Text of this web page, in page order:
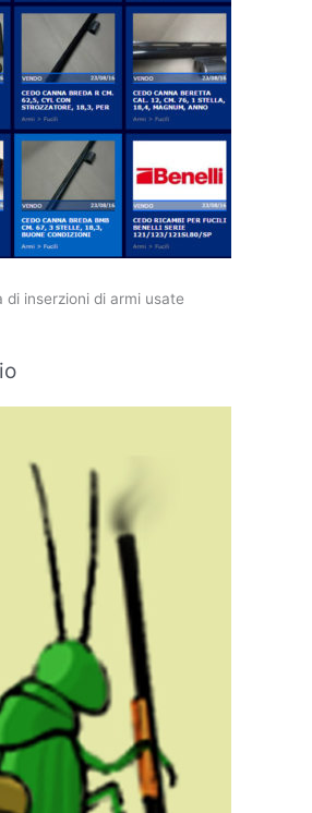
di inserzioni di armi usate